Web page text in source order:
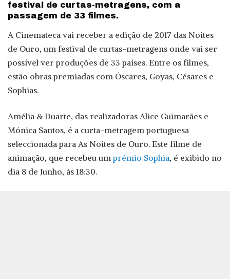
festival de curtas-metragens, com a
passagem de 33 filmes.
A Cinemateca vai receber a edição de 2017 das Noites
de Ouro, um festival de curtas-metragens onde vai ser
possível ver produções de 33 países. Entre os filmes,
estão obras premiadas com Óscares, Goyas, Césares e
Sophias.
Amélia & Duarte, das realizadoras Alice Guimarães e
Mónica Santos, é a curta-metragem portuguesa
seleccionada para As Noites de Ouro. Este filme de
animação, que recebeu umprémio Sophia, é exibido no
dia 8 de Junho, às 18:30.